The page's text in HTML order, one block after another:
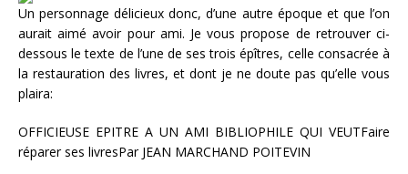
Un personnage délicieux donc, d’une autre époque et que l’on
aurait aimé avoir pour ami. Je vous propose de retrouver ci-
dessous le texte de l’une de ses trois épîtres, celle consacrée à
la restauration des livres, et dont je ne doute pas qu’elle vous
plaira:
OFFICIEUSE EPITRE A UN AMI BIBLIOPHILE QUI VEUTFaire
réparer ses livresPar JEAN MARCHAND POITEVIN